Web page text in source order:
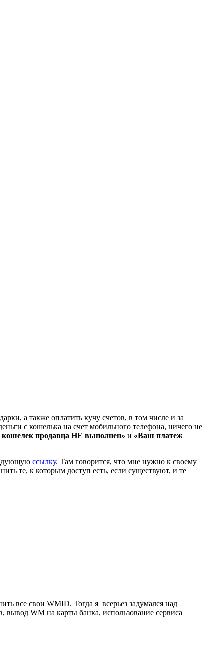
а также оплатить кучу счетов, в том числе и за
с кошелька на счет мобильного телефона, ничего не
продавца НЕ выполнен» и «Ваш платеж
ссылку. Там говорится, что мне нужно к своему
те, к которым доступ есть, если существуют, и те
все свои WMID. Тогда я всерьез задумался над
вывод WM на карты банка, использование сервиса